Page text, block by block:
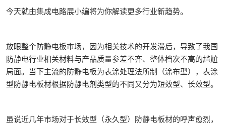
今天就由集成电路展小编将为你解读更多行业新趋势。
放眼整个防静电板市场，因为相关技术的开发滞后，导致了我国
防静电行业相关材料与产品质量参差不齐、整体档次不高的尴尬
局面。当下主流的防静电板为表涂处理法所制（涂布型），表涂
型防静电板材根据防静电剂类型的不同又分为短效型、长效型。
虽说近几年市场对于长效型（永久型）防静电板材的呼声愈烈，